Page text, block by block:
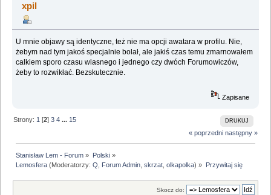
xpil
U mnie objawy są identyczne, też nie ma opcji awatara w profilu. Nie,
żebym nad tym jakoś specjalnie bolał, ale jakiś czas temu zmarnowałem
calkiem sporo czasu wlasnego i jednego czy dwóch Forumowiczów,
żeby to rozwikłać. Bezskutecznie.
Zapisane
DRUKUJ
Strony: 1 [2]3 4 ... 15
« poprzedni następny »
Stanisław Lem - Forum » Polski»
Lemosfera (Moderatorzy:Q Forum Admin ,skrzat ,olkapolka) » Przywitaj się
Skocz do: